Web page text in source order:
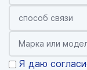
Я даю